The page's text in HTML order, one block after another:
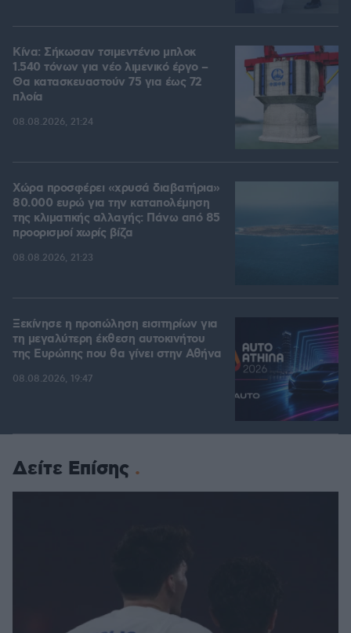
Κίνα: Σήκωσαν τσιμεντένιο μπλοκ
1.540 τόνων για νέο λιμενικό έργο –
Θα κατασκευαστούν 75 για έως 72
πλοία
08.08.2026, 21:24
Χώρα προσφέρει «χρυσά διαβατήρια»
80.000 ευρώ για την καταπολέμηση
της κλιματικής αλλαγής: Πάνω από 85
προορισμοί χωρίς βίζα
08.08.2026, 21:23
Ξεκίνησε η προπώληση εισιτηρίων για
τη μεγαλύτερη έκθεση αυτοκινήτου
της Ευρώπης που θα γίνει στην Αθήνα
08.08.2026, 19:47
Δείτε Επίσης